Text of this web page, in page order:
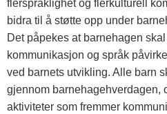
flerspråklighet og flerkulturell
bidra til å støtte opp under
Det påpekes at barnehagen
kommunikasjon og språk
ved barnets utvikling. Alle barn
gjennom barnehagehverdagen,
aktiviteter som fremmer